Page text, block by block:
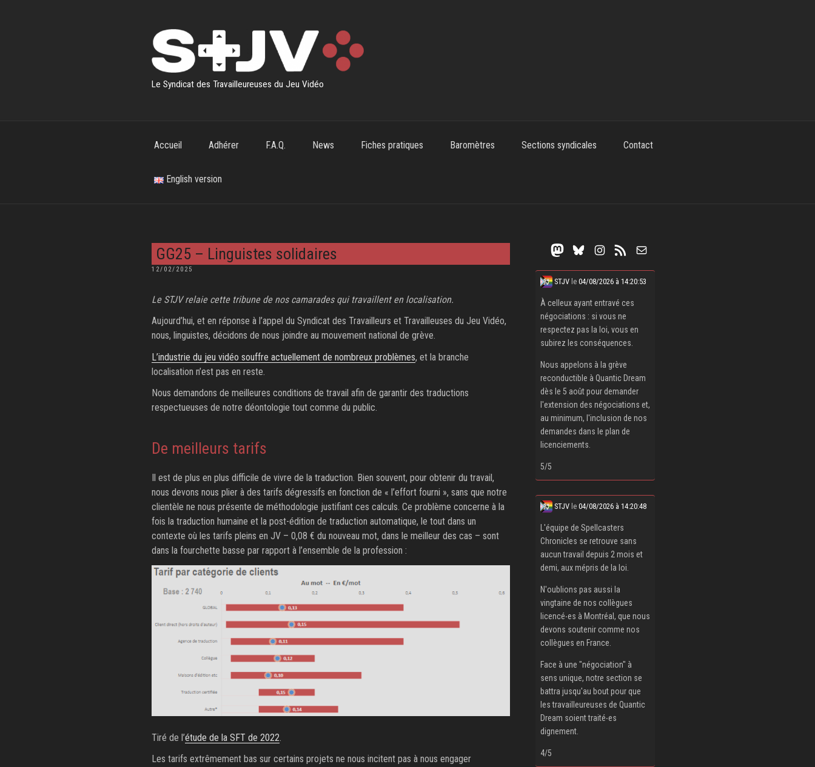
Le Syndicat des Travailleureuses du Jeu Vidéo
Accueil Adhérer F.A.Q. News Fiches pratiques Baromètres Sections syndicales Contact
English version
GG25 – Linguistes solidaires
PUBLIÉ
12/02/2025
Le STJV relaie cette tribune de nos camarades qui travaillent en localisation.
Aujourd’hui, et en réponse à l’appel du Syndicat des Travailleurs et Travailleuses du Jeu Vidéo,
nous, linguistes, décidons de nous joindre au mouvement national de grève.
L’industrie du jeu vidéo souffre actuellement de nombreux problèmes, et la branche
localisation n’est pas en reste.
Nous demandons de meilleures conditions de travail afin de garantir des traductions
respectueuses de notre déontologie tout comme du public.
De meilleurs tarifs
Il est de plus en plus difficile de vivre de la traduction. Bien souvent, pour obtenir du travail,
nous devons nous plier à des tarifs dégressifs en fonction de « l’effort fourni », sans que notre
clientèle ne nous présente de méthodologie justifiant ces calculs. Ce problème concerne à la
fois la traduction humaine et la post-édition de traduction automatique, le tout dans un
contexte où les tarifs pleins en JV – 0,08 € du nouveau mot, dans le meilleur des cas – sont
dans la fourchette basse par rapport à l’ensemble de la profession :
Tiré de l’étude de la SFT de 2022.
Les tarifs extrêmement bas sur certains projets ne nous incitent pas à nous engager
Mastodon Bluesky Instagram Flux RSS E-mail
STJV le04/08/2026 à 14:20:53
À celleux ayant entravé ces
négociations : si vous ne
respectez pas la loi, vous en
subirez les conséquences.
Nous appelons à la grève
reconductible à Quantic Dream
dès le 5 août pour demander
l'extension des négociations et,
au minimum, l'inclusion de nos
demandes dans le plan de
licenciements.
5/5
STJV le04/08/2026 à 14:20:48
L'équipe de Spellcasters
Chronicles se retrouve sans
aucun travail depuis 2 mois et
demi, aux mépris de la loi.
N'oublions pas aussi la
vingtaine de nos collègues
licencé‧es à Montréal, que nous
devons soutenir comme nos
collègues en France.
Face à une "négociation" à
sens unique, notre section se
battra jusqu'au bout pour que
les travailleureuses de Quantic
Dream soient traité‧es
dignement.
4/5